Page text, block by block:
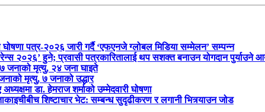
पत्र-२०२६ जारी गर्दै ‘एफएनजे ग्लोबल मिडिया सम्मेलन’ सम्पन्न
२०२६’ हुने; प्रवासी पत्रकारितालाई थप सशक्त बनाउन योगदान पुर्याउने
जनाको मृत्यु, २४ जना घाइते
मृत्यु, ७ जनाको उद्धार
डा. हेमराज शर्माको उम्मेदवारी घोषणा
शिष्टाचार भेट: सम्बन्ध सुदृढीकरण र लगानी भित्र्याउन जोड